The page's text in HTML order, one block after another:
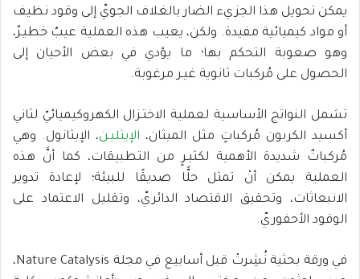
يمكن تحويل هذا الجزيء الضار بالغلاف الجويّ إلى وقود نظيف
أو مواد كيميائية مفيدة. ولكن، يعيب هذه العملية عيبٌ خطيـرٌ،
وهو صعوبة التحكم بها؛ ما يؤدي في بعض الأحيان إلى
الحصول على مُركبات ثانوية غيـر مرغوبة.
تشمل النواتج الأساسية لعملية الاختـزال الكهروكيميائيّ لثاني
أكسيد الكربون مُركباتٍ مثل الميثان، الإيثليـن، الإيثانول. وهي
مُركباتٌ شديدة الأهمية لكثيـرٍ من التطبيقات، كما أنَّ هذه
العملية يمكن أنْ تمثل حلًّا صديقًا للبيئة؛ لإعادة تدوير
الانبعاثات، وتحقيق الاقتصاد الدائريّ، وتقليل الاعتماد على
الوقود الأحفوريّ.
في ورقة بحثية نُشِرتْ قبل أسابيع في مجلة Nature Catalysis،